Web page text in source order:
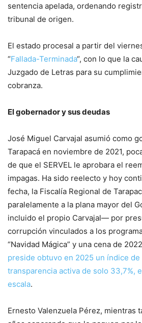
sentencia apelada, ordenando
tribunal de origen.
El estado procesal a partir del
“Fallada-Terminada“, con lo que la
Juzgado de Letras para su
cobranza.
El gobernador y sus deudas
José Miguel Carvajal asumió como
Tarapacá en noviembre de 2021,
de que el SERVEL le aprobara el
impagas. Ha sido reelecto y hoy
fecha, la Fiscalía Regional de
paralelamente a la plana mayor del
incluido el propio Carvajal— por
corrupción vinculados a los
“Navidad Mágica” y una cena de
preside obtuvo en 2025 un índice
transparencia activa de solo 33,7%,
escala.
Ernesto Valenzuela Pérez, mientras